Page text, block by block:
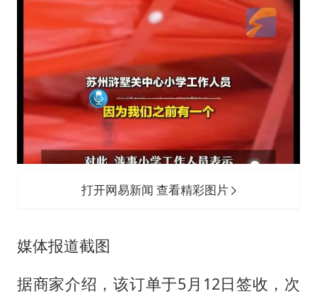
打开网易新闻 查看精彩图片
媒体报道截图
据商家介绍，该订单于5月12日签收，次